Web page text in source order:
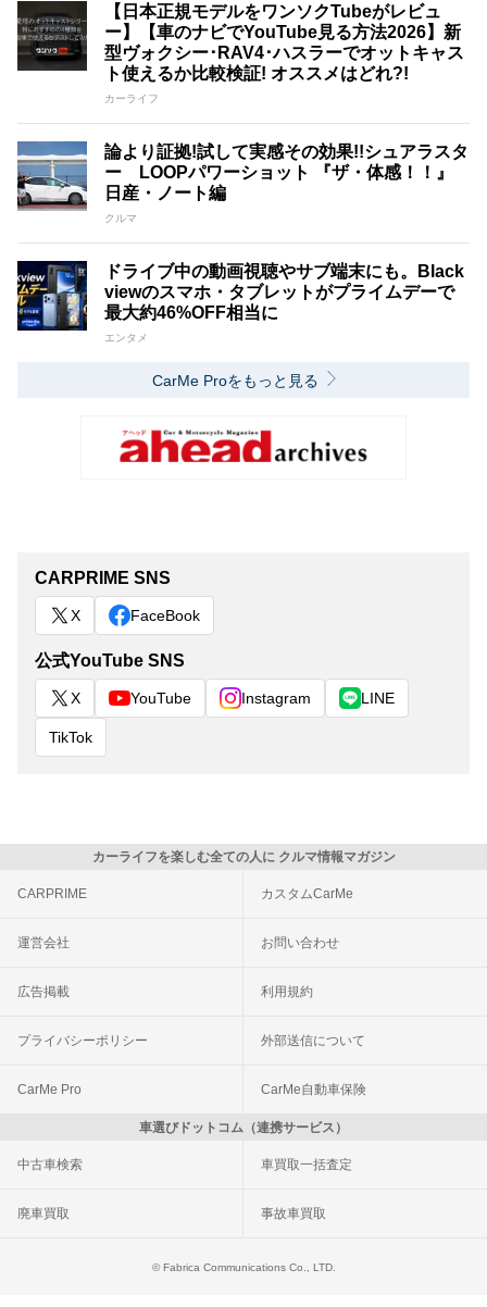
【日本正規モデルをワンソクTubeがレビュ
ー】【車のナビでYouTube見る方法2026】新
型ヴォクシー･RAV4･ハスラーでオットキャス
ト使えるか比較検証! オススメはどれ?!
カーライフ
論より証拠!試して実感その効果!!シュアラスタ
ー LOOPパワーショット 『ザ・体感！！』
日産・ノート編
クルマ
ドライブ中の動画視聴やサブ端末にも。Black
viewのスマホ・タブレットがプライムデーで
最大約46%OFF相当に
エンタメ
CarMe Proをもっと見る
CARPRIME SNS
X FaceBook
公式YouTube SNS
X YouTube Instagram LINE
TikTok
カーライフを楽しむ全ての人に クルマ情報マガジン
CARPRIME カスタムCarMe
運営会社 お問い合わせ
広告掲載 利用規約
プライバシーポリシー 外部送信について
CarMe Pro CarMe自動車保険
車選びドットコム（連携サービス）
中古車検索 車買取一括査定
廃車買取 事故車買取
© Fabrica Communications Co., LTD.